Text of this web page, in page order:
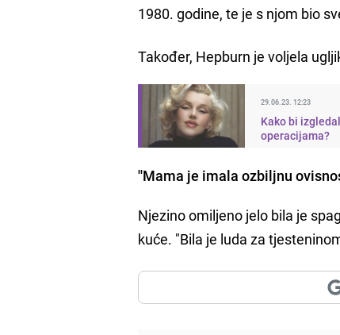
1980. godine, te je s njom bio
Također, Hepburn je voljela
29.06.23. 12:23
Kako bi
operacijama?
''Mama je imala ozbiljnu
Njezino omiljeno jelo bila je
kuće. "Bila je luda za